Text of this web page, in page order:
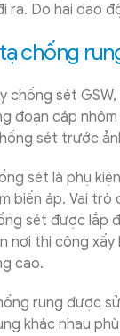
ra. Do hai dao
chống
chống sét
đoạn cáp
sét trước
sét là phụ
biến áp. Vai
sét được lắp
nơi thi công
cao.
rung được
khác nhau